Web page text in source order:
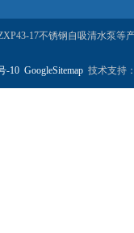
17不锈钢自吸清水泵等
-10 GoogleSitemap技术支持